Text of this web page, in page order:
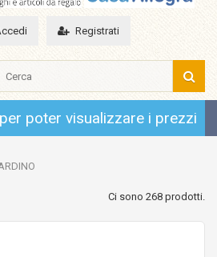
Registrati
poter visualizzare i prezzi
Ci sono 268 prodotti.